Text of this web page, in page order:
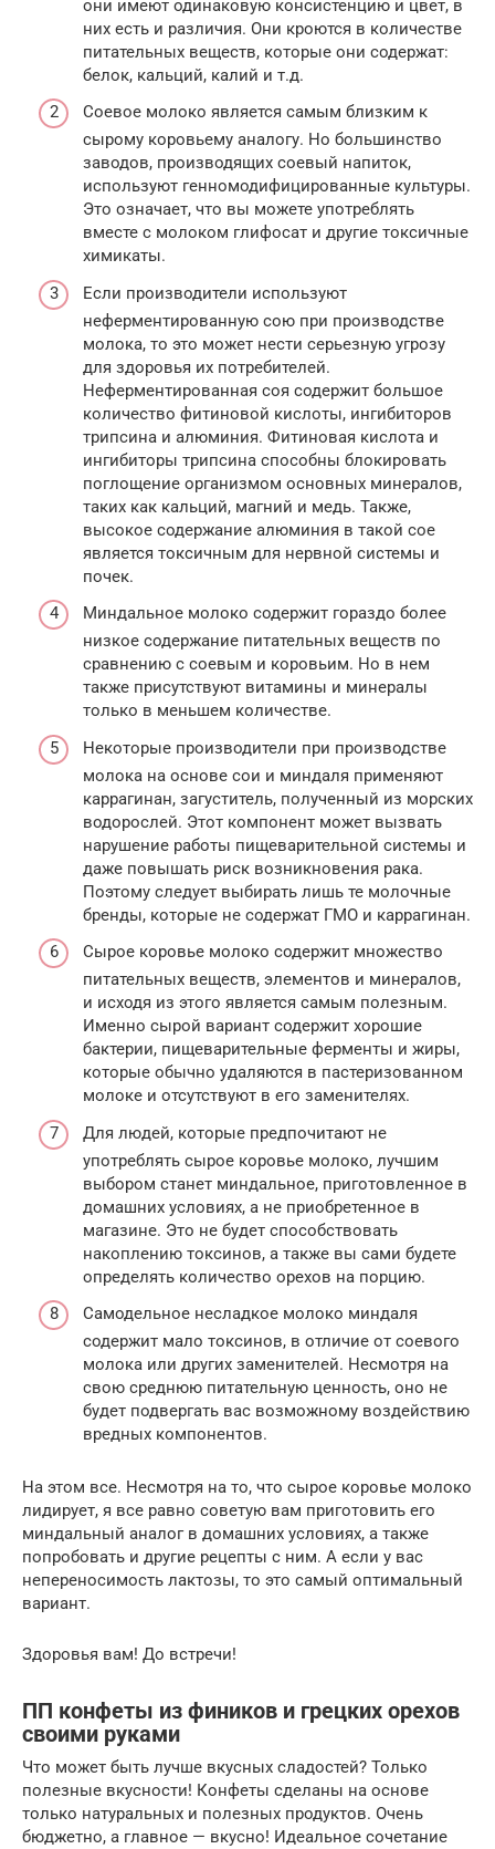
они имеют одинаковую консистенцию и цвет, в
них есть и различия. Они кроются в количестве
питательных веществ, которые они содержат:
белок, кальций, калий и т.д.
Соевое молоко является самым близким к
сырому коровьему аналогу. Но большинство
заводов, производящих соевый напиток,
используют генномодифицированные культуры.
Это означает, что вы можете употреблять
вместе с молоком глифосат и другие токсичные
химикаты.
Если производители используют
неферментированную сою при производстве
молока, то это может нести серьезную угрозу
для здоровья их потребителей.
Неферментированная соя содержит большое
количество фитиновой кислоты, ингибиторов
трипсина и алюминия. Фитиновая кислота и
ингибиторы трипсина способны блокировать
поглощение организмом основных минералов,
таких как кальций, магний и медь. Также,
высокое содержание алюминия в такой сое
является токсичным для нервной системы и
почек.
Миндальное молоко содержит гораздо более
низкое содержание питательных веществ по
сравнению с соевым и коровьим. Но в нем
также присутствуют витамины и минералы
только в меньшем количестве.
Некоторые производители при производстве
молока на основе сои и миндаля применяют
каррагинан, загуститель, полученный из морских
водорослей. Этот компонент может вызвать
нарушение работы пищеварительной системы и
даже повышать риск возникновения рака.
Поэтому следует выбирать лишь те молочные
бренды, которые не содержат ГМО и каррагинан.
Сырое коровье молоко содержит множество
питательных веществ, элементов и минералов,
и исходя из этого является самым полезным.
Именно сырой вариант содержит хорошие
бактерии, пищеварительные ферменты и жиры,
которые обычно удаляются в пастеризованном
молоке и отсутствуют в его заменителях.
Для людей, которые предпочитают не
употреблять сырое коровье молоко, лучшим
выбором станет миндальное, приготовленное в
домашних условиях, а не приобретенное в
магазине. Это не будет способствовать
накоплению токсинов, а также вы сами будете
определять количество орехов на порцию.
Самодельное несладкое молоко миндаля
содержит мало токсинов, в отличие от соевого
молока или других заменителей. Несмотря на
свою среднюю питательную ценность, оно не
будет подвергать вас возможному воздействию
вредных компонентов.
На этом все. Несмотря на то, что сырое коровье молоко
лидирует, я все равно советую вам приготовить его
миндальный аналог в домашних условиях, а также
попробовать и другие рецепты с ним. А если у вас
непереносимость лактозы, то это самый оптимальный
вариант.
Здоровья вам! До встречи!
ПП конфеты из фиников и грецких орехов
своими руками
Что может быть лучше вкусных сладостей? Только
полезные вкусности! Конфеты сделаны на основе
только натуральных и полезных продуктов. Очень
бюджетно, а главное — вкусно! Идеальное сочетание